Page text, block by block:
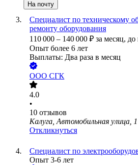
На почту
Специалист по техническому
ремонту оборудования
110 000 – 140 000 ₽ за месяц, до
Опыт более 6 лет
Выплаты: Два раза в месяц
ООО СГК
4.0
•
10 отзывов
Калуга, Автомобильная улица, 1
Откликнуться
Специалист по
Опыт 3-6 лет